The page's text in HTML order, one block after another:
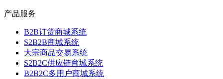
产品服务
B2B订货商城系统
S2B2B商城系统
大宗商品交易系统
S2B2C供应链商城系统
B2B2C多用户商城系统